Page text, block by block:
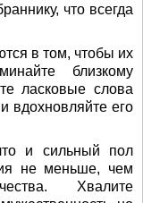
что всегда
в том, чтобы их
близкому
ласковые слова
вдохновляйте его
и сильный пол
не меньше, чем
Хвалите